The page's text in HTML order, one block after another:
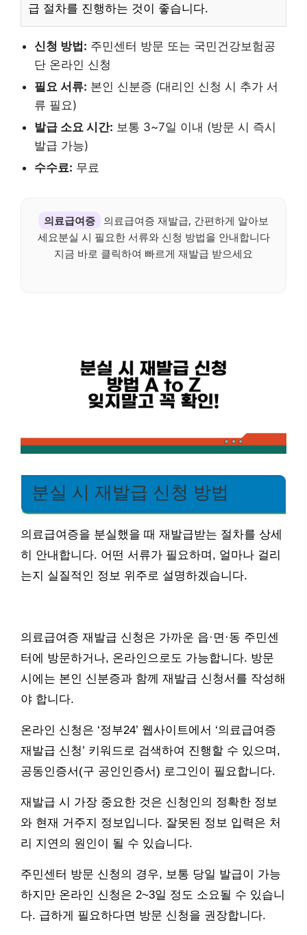
급 절차를 진행하는 것이 좋습니다.
신청 방법: 주민센터 방문 또는 국민건강보험공
단 온라인 신청
필요 서류: 본인 신분증 (대리인 신청 시 추가 서
류 필요)
발급 소요 시간: 보통 3~7일 이내 (방문 시 즉시
발급 가능)
수수료: 무료
의료급여증
의료급여증 재발급, 간편하게 알아보
세요분실 시 필요한 서류와 신청 방법을 안내합니다
지금 바로 클릭하여 빠르게 재발급 받으세요
분실 시 재발급 신청 방법
의료급여증을 분실했을 때 재발급받는 절차를 상세
히 안내합니다. 어떤 서류가 필요하며, 얼마나 걸리
는지 실질적인 정보 위주로 설명하겠습니다.
의료급여증 재발급 신청은 가까운 읍·면·동 주민센
터에 방문하거나, 온라인으로도 가능합니다. 방문
시에는 본인 신분증과 함께 재발급 신청서를 작성해
야 합니다.
온라인 신청은 ‘정부24’ 웹사이트에서 ‘의료급여증
재발급 신청’ 키워드로 검색하여 진행할 수 있으며,
공동인증서(구 공인인증서) 로그인이 필요합니다.
재발급 시 가장 중요한 것은 신청인의 정확한 정보
와 현재 거주지 정보입니다. 잘못된 정보 입력은 처
리 지연의 원인이 될 수 있습니다.
주민센터 방문 신청의 경우, 보통 당일 발급이 가능
하지만 온라인 신청은 2~3일 정도 소요될 수 있습니
다. 급하게 필요하다면 방문 신청을 권장합니다.